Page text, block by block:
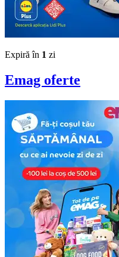
Expiră în 1 zi
Emag oferte